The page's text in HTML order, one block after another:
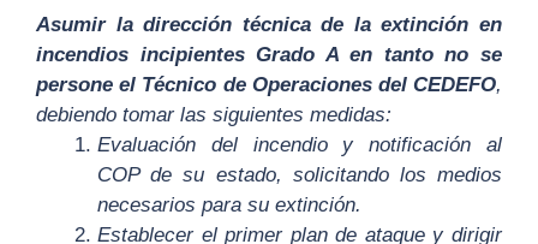
Asumir la dirección técnica de la extinción en
incendios incipientes Grado A en tanto no se
persone el Técnico de Operaciones del CEDEFO,
debiendo tomar las siguientes medidas:
Evaluación del incendio y notificación al
COP de su estado, solicitando los medios
necesarios para su extinción.
Establecer el primer plan de ataque y dirigir